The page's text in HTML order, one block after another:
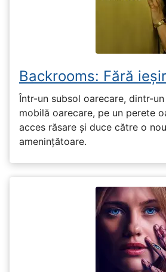
Backrooms: Fără
Într-un subsol oarecare, dintr-
mobilă oarecare, pe un perete
acces răsare și duce către o
amenințătoare.